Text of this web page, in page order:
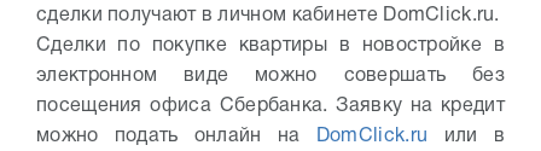
сделки получают в личном кабинете DomClick.ru.
Сделки по покупке квартиры в новостройке в
электронном виде можно совершать без
посещения офиса Сбербанка. Заявку на кредит
можно подать онлайн на DomClick.ru
или в